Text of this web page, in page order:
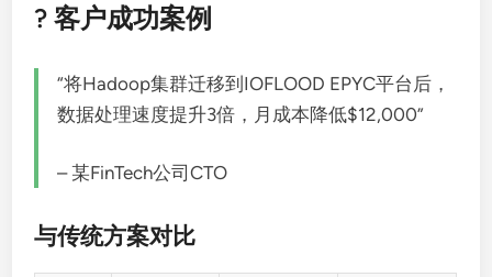
? 客户成功案例
“将Hadoop集群迁移到IOFLOOD EPYC平台后，
数据处理速度提升3倍，月成本降低$12,000”
– 某FinTech公司CTO
与传统方案对比